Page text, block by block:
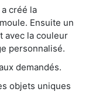
créé la
Ensuite un
avec la couleur
personnalisé.
demandés.
objets uniques